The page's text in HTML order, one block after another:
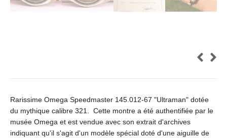
Rarissime Omega Speedmaster 145.012-67 "Ultraman" dotée
du mythique calibre 321. Cette montre a été authentifiée par le
musée Omega et est vendue avec son extrait d'archives
indiquant qu'il s'agit d'un modèle spécial doté d'une aiguille de